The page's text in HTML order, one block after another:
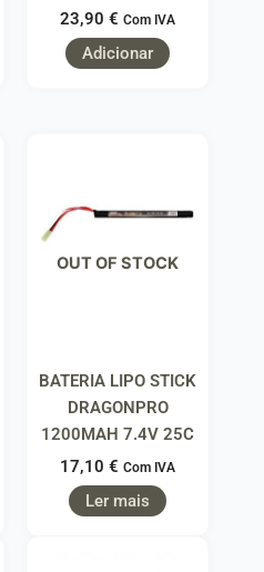
23,90 € Com IVA
Adicionar
OUT OF STOCK
BATERIA LIPO STICK
DRAGONPRO
1200MAH 7.4V 25C
17,10 € Com IVA
Ler mais